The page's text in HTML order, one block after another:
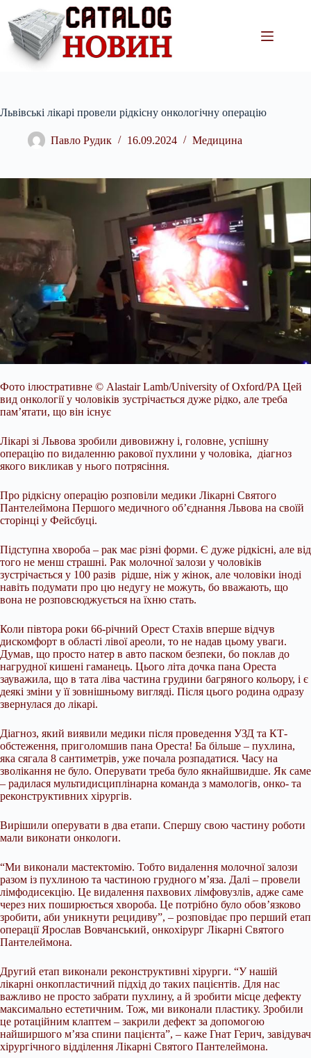
вмісту
Львівські лікарі провели рідкісну онкологічну операцію
Павло Рудик 16.09.2024 Медицина
Фото ілюстративне © Alastair Lamb/University of Oxford/PA Цей
вид онкології у чоловіків зустрічається дуже рідко, але треба
пам’ятати, що він існує
Лікарі зі Львова зробили дивовижну і, головне, успішну
операцію по видаленню ракової пухлини у чоловіка, діагноз
якого викликав у нього потрясіння.
Про рідкісну операцію розповіли медики Лікарні Святого
Пантелеймона Першого медичного об’єднання Львова на своїй
сторінці у Фейсбуці.
Підступна хвороба – рак має різні форми. Є дуже рідкісні, але від
того не менш страшні. Рак молочної залози у чоловіків
зустрічається у 100 разів рідше, ніж у жінок, але чоловіки іноді
навіть подумати про цю недугу не можуть, бо вважають, що
вона не розповсюджується на їхню стать.
Коли півтора роки 66-річний Орест Стахів вперше відчув
дискомфорт в області лівої ареоли, то не надав цьому уваги.
Думав, що просто натер в авто паском безпеки, бо поклав до
нагрудної кишені гаманець. Цього літа дочка пана Ореста
зауважила, що в тата ліва частина грудини багряного кольору, і є
деякі зміни у її зовнішньому вигляді. Після цього родина одразу
звернулася до лікарі.
Діагноз, який виявили медики після проведення УЗД та КТ-
обстеження, приголомшив пана Ореста! Ба більше – пухлина,
яка сягала 8 сантиметрів, уже почала розпадатися. Часу на
зволікання не було. Оперувати треба було якнайшвидше. Як саме
– радилася мультидисциплінарна команда з мамологів, онко- та
реконструктивних хірургів.
Вирішили оперувати в два етапи. Спершу свою частину роботи
мали виконати онкологи.
“Ми виконали мастектомію. Тобто видалення молочної залози
разом із пухлиною та частиною грудного м’яза. Далі – провели
лімфодисекцію. Це видалення пахвових лімфовузлів, адже саме
через них поширюється хвороба. Це потрібно було обов’язково
зробити, аби уникнути рецидиву”, – розповідає про перший етап
операції Ярослав Вовчанський, онкохірург Лікарні Святого
Пантелеймона.
Другий етап виконали реконструктивні хірурги. “У нашій
лікарні онкопластичний підхід до таких пацієнтів. Для нас
важливо не просто забрати пухлину, а й зробити місце дефекту
максимально естетичним. Тож, ми виконали пластику. Зробили
це ротаційним клаптем – закрили дефект за допомогою
найширшого м’яза спини пацієнта”, – каже Гнат Герич, завідувач
хірургічного відділення Лікарні Святого Пантелеймона.